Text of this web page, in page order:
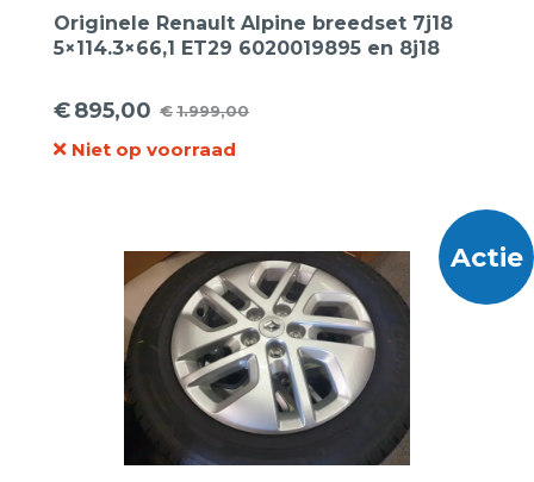
Originele Renault Alpine breedset 7j18
5×114.3×66,1 ET29 6020019895 en 8j18
Lichtmetalen velgen.
€1.999,00
Oorspronkelijke
prijs
€895,00
Huidige
prijs
Niet op voorraad
Actie